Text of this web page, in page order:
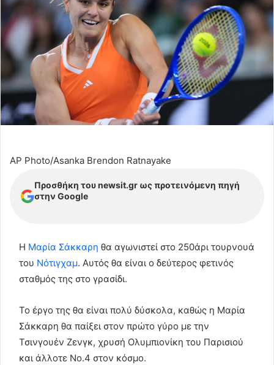
AP Photo/Asanka Brendon Ratnayake
Προσθήκη του newsit.gr ως προτεινόμενη πηγή
στην Google
Η Μαρία Σάκκαρη θα αγωνιστεί στο 250άρι τουρνουά
του Νότιγχαμ. Αυτός θα είναι ο δεύτερος φετινός
σταθμός της στο γρασίδι.
Το έργο της θα είναι πολύ δύσκολα, καθώς η Μαρία
Σάκκαρη θα παίξει στον πρώτο γύρο με την
Τσινγουέν Ζενγκ, χρυσή Ολυμπιονίκη του Παρισιού
και άλλοτε Νο.4 στον κόσμο.